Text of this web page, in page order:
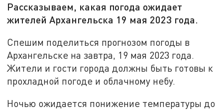
Рассказываем, какая погода ожидает
жителей Архангельска 19 мая 2023 года.
Спешим поделиться прогнозом погоды в
Архангельске на завтра, 19 мая 2023 года.
Жители и гости города должны быть готовы к
прохладной погоде и облачному небу.
Ночью ожидается понижение температуры до